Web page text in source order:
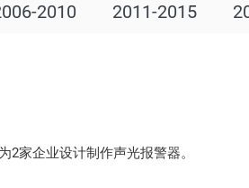
2010 2011-2015
2家企业设计制作声光报警器。